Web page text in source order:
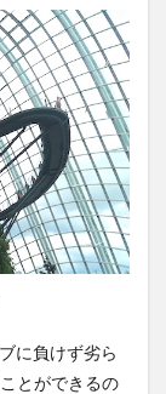
に負けず劣ら
とができるの